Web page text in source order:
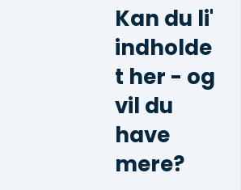
Kan du li'
indholde
t her - og
vil du
have
mere?